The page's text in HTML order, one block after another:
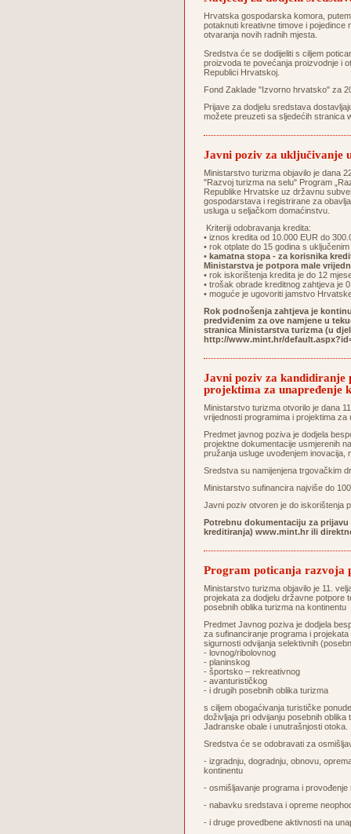
Hrvatska gospodarska komora,
potaknuti kreativne timove i pojedince
otvaranja novih radnih mjesta.
Sredstva će se dodijeliti s ciljem
proizvoda te povećanja proizvodnje i
Republici Hrvatskoj.
Fond Zaklade "Izvorno hrvatsko" za
Prijave za dodjelu sredstava
možete preuzeti sa sljedećih stranica
Javni poziv za uključivanje
Ministarstvo turizma objavilo je dana
"Razvoj turizma na selu" Program
Republike Hrvatske uz državnu
gospodarstava i registrirane za
usluga u seljačkom domaćinstvu.
Kriteriji odobravanja kredita:
• iznos kredita od 10.000 EUR do
• rok otplate do 15 godina s
• kamatna stopa - za korisnika
Ministarstva je potpora male
• rok iskorištenja kredita je do 12
• trošak obrade kreditnog zahtjeva je
• moguće je ugovoriti jamstvo
Rok podnošenja zahtjeva je
predviđenim za ove namjene u
stranica Ministarstva turizma (u
http://www.mint.hr/
Javni poziv za
projektima za unapređenje
Ministarstvo turizma otvorilo je dana
vrijednosti programima i projektima
Predmet javnog poziva je dodjela
projektne dokumentacije usmjerenih
pružanja usluge uvođenjem inovacija,
Sredstva su namijenjena trgovačkim
Ministarstvo sufinancira najviše do
Javni poziv otvoren je do iskorištenja
Potrebnu dokumentaciju za
kreditiranja) www.mint.hr ili
Program poticanja razvoja
Ministarstvo turizma objavilo je 11.
projekata za dodjelu državne potpore
posebnih oblika turizma na kontinentu
Predmet Javnog poziva je dodjela
za sufinanciranje programa i
sigurnosti odvijanja selektivnih
- lovnog/ribolovnog
- planinskog
- športsko – rekreativnog
- avanturističkog
- i drugih posebnih oblika turizma
s ciljem obogaćivanja turističke
doživljaja pri odvijanju posebnih
Jadranske obale i unutrašnjosti otoka.
Sredstva će se odobravati za
- izgradnju, dogradnju, obnovu,
kontinentu
- osmišljavanje programa i
- nabavku sredstava i opreme
- i druge provedbene aktivnosti na